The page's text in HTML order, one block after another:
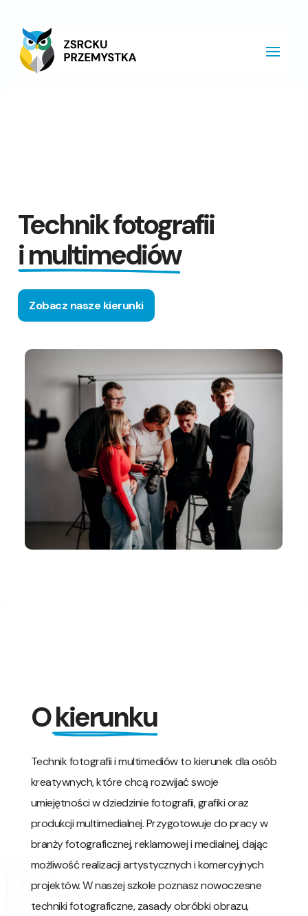
Technik fotografii
i multimediów
Zobacz nasze kierunki
O kierunku
Technik fotografii i multimediów to kierunek dla osób
kreatywnych, które chcą rozwijać swoje
umiejętności w dziedzinie fotografii, grafiki oraz
produkcji multimedialnej. Przygotowuje do pracy w
branży fotograficznej, reklamowej i medialnej, dając
możliwość realizacji artystycznych i komercyjnych
projektów. W naszej szkole poznasz nowoczesne
techniki fotograficzne, zasady obróbki obrazu,